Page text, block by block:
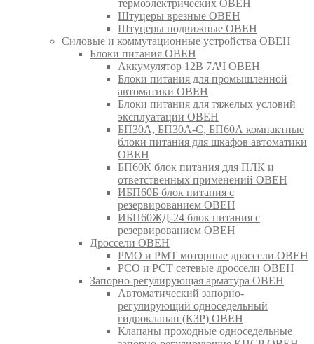
термоэлектрических ОВЕН
Штуцеры врезные ОВЕН
Штуцеры подвижные ОВЕН
Силовые и коммутационные устройства ОВЕН
Блоки питания ОВЕН
Аккумулятор 12В 7АЧ ОВЕН
Блоки питания для промышленной
автоматики ОВЕН
Блоки питания для тяжелых условий
эксплуатации ОВЕН
БП30А, БП30А-С, БП60А компактные
блоки питания для шкафов автоматики
ОВЕН
БП60К блок питания для ПЛК и
ответственных применений ОВЕН
ИБП60Б блок питания с
резервированием ОВЕН
ИБП60ЖД-24 блок питания с
резервированием ОВЕН
Дроссели ОВЕН
РМО и РМТ моторные дроссели ОВЕН
РСО и РСТ сетевые дроссели ОВЕН
Запорно-регулирующая арматура ОВЕН
Автоматический запорно-
регулирующий односедельный
гидроклапан (КЗР) ОВЕН
Клапаны проходные односедельные